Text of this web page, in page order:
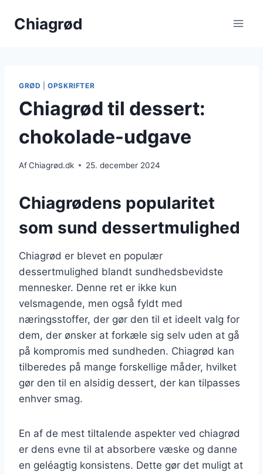
Chiagrød
GRØD |OPSKRIFTER
Chiagrød til dessert:
chokolade-udgave
AfChiagrød.dk 25. december 2024
Chiagrødens popularitet
som sund dessertmulighed
Chiagrød er blevet en populær
dessertmulighed blandt sundhedsbevidste
mennesker. Denne ret er ikke kun
velsmagende, men også fyldt med
næringsstoffer, der gør den til et ideelt valg for
dem, der ønsker at forkæle sig selv uden at gå
på kompromis med sundheden. Chiagrød kan
tilberedes på mange forskellige måder, hvilket
gør den til en alsidig dessert, der kan tilpasses
enhver smag.
En af de mest tiltalende aspekter ved chiagrød
er dens evne til at absorbere væske og danne
en geléagtig konsistens. Dette gør det muligt at